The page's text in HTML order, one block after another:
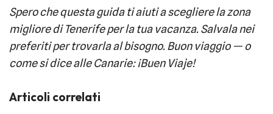
Spero che questa guida ti aiuti a scegliere la zona
migliore di Tenerife per la tua vacanza. Salvala nei
preferiti per trovarla al bisogno. Buon viaggio — o
come si dice alle Canarie: ¡Buen Viaje!
Articoli correlati